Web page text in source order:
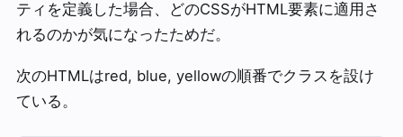
ティを定義した場合、どのCSSがHTML要素に適用さ
れるのかが気になったためだ。
次のHTMLはred, blue, yellowの順番でクラスを設け
ている。